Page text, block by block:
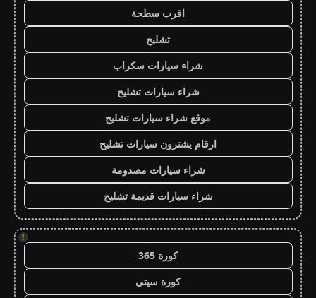
اقرب سطحة
تشليح
شراء سيارات سكراب
شراء سيارات تشليح
موقع شراء سيارات تشليح
ارقام يشترون سيارات تشليح
شراء سيارات مصدومة
شراء سيارات قديمة تشليح
!
كورة 365
كورة سيتي